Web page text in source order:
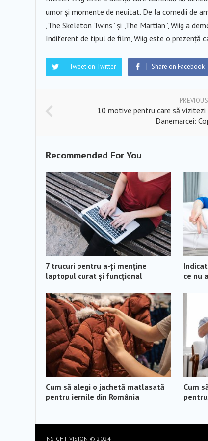
umor și momente de neuitat. De la comedii de
„The Skeleton Twins” și „The Martian”, Wiig a
Indiferent de tipul de film, Wiig este o prezență
Tweet on Twitter Share on Facebook
10 motive pentru care să vizitezi
Danemarcei:
Recommended For You
7 trucuri pentru a-ți menține
laptopul curat și funcțional
ce nu
Cum să alegi o jachetă matlasată
pentru iernile din România
Cum
INSIGHT VISION © 2024